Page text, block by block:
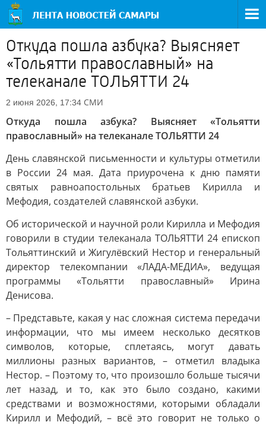
Откуда пошла азбука? Выясняет
«Тольятти православный» на
телеканале ТОЛЬЯТТИ 24
2 июня 2026, 17:34 СМИ
Откуда пошла азбука? Выясняет «Тольятти
православный» на телеканале ТОЛЬЯТТИ 24
День славянской письменности и культуры отметили
в России 24 мая. Дата приурочена к дню памяти
святых равноапостольных братьев Кирилла и
Мефодия, создателей славянской азбуки.
Об исторической и научной роли Кирилла и Мефодия
говорили в студии телеканала ТОЛЬЯТТИ 24 епископ
Тольяттинский и Жигулёвский Нестор и генеральный
директор телекомпании «ЛАДА-МЕДИА», ведущая
программы «Тольятти православный» Ирина
Денисова.
– Представьте, какая у нас сложная система передачи
информации, что мы имеем несколько десятков
символов, которые, сплетаясь, могут давать
миллионы разных вариантов, – отметил владыка
Нестор. – Поэтому то, что произошло больше тысячи
лет назад, и то, как это было создано, какими
средствами и возможностями, которыми обладали
Кирилл и Мефодий, – всё это говорит не только о